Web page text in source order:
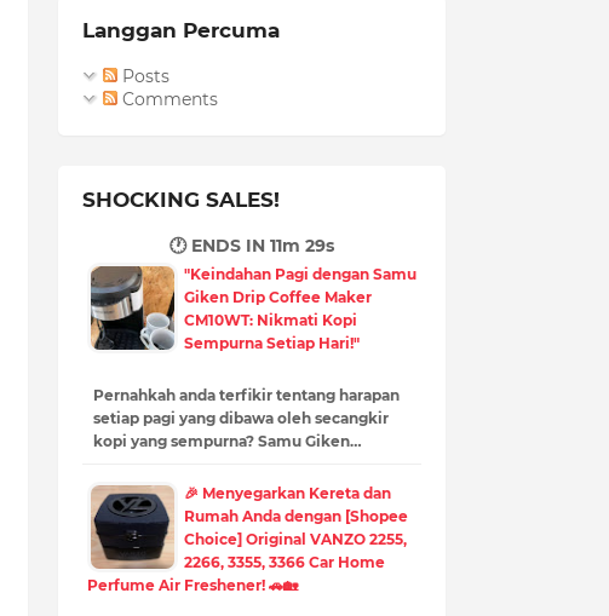
Langgan Percuma
Posts
Comments
SHOCKING SALES!
🕐 ENDS IN 11m 28s
"Keindahan Pagi dengan Samu
Giken Drip Coffee Maker
CM10WT: Nikmati Kopi
Sempurna Setiap Hari!"
Pernahkah anda terfikir tentang harapan
setiap pagi yang dibawa oleh secangkir
kopi yang sempurna? Samu Giken…
🎉 Menyegarkan Kereta dan
Rumah Anda dengan [Shopee
Choice] Original VANZO 2255,
2266, 3355, 3366 Car Home
Perfume Air Freshener! 🚗🏡